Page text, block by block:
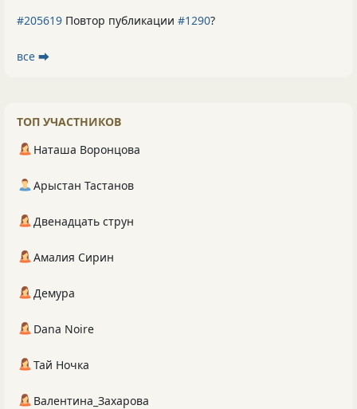
#205619 Повтор публикации #1290?
все ⮕
ТОП УЧАСТНИКОВ
Наташа Воронцова
Арыстан Тастанов
Двенадцать струн
Амалия Сирин
Демура
Dana Noire
Тай Ночка
Валентина_Захарова